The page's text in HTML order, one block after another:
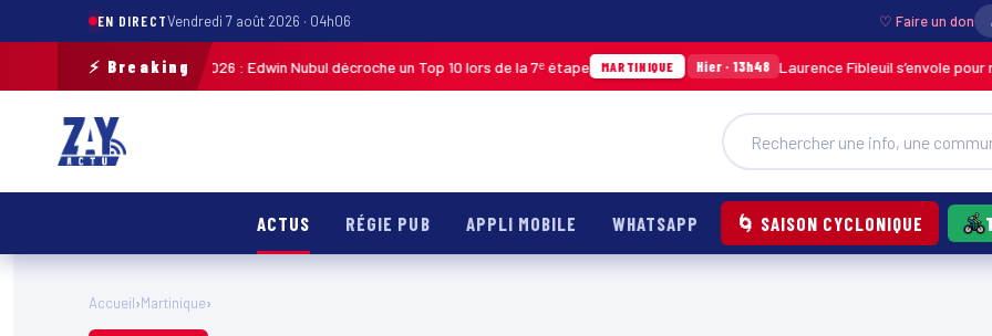
EN DIRECTVendredi 7 août 2026 · 04h06 ♡ Faire un don
⚡ Breaking
de Guadeloupe 2026 : Edwin Nubul décroche un Top 10 lors de la 7ᵉ étape MARTINIQUE Hier · 13h48 Laurence Fibleuil s’envole pour
ACTUS RÉGIE PUB APPLI MOBILE WHATSAPP 🌀 SAISON CYCLONIQUE
Accueil›Martinique›